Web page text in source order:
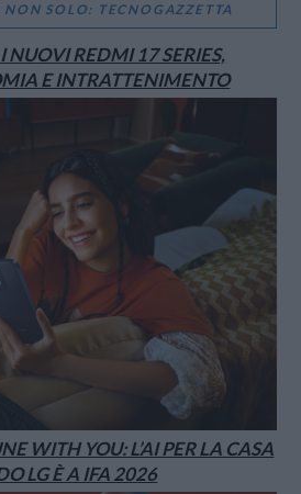
NON SOLO: TECNOGAZZETTA
NUOVI REDMI 17 SERIES,
E INTRATTENIMENTO
WITH YOU: L’AI PER LA CASA
LG È A IFA 2026